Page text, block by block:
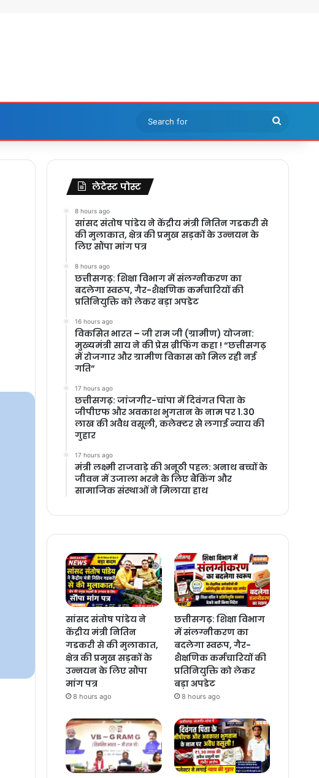
Search
for
लेटेस्ट पोस्ट
8 hours ago
सांसद संतोष पांडेय ने केंद्रीय मंत्री नितिन गडकरी से
की मुलाकात, क्षेत्र की प्रमुख सड़कों के उन्नयन के
लिए सौंपा मांग पत्र
8 hours ago
छत्तीसगढ़: शिक्षा विभाग में संलग्नीकरण का
बदलेगा स्वरूप, गैर-शैक्षणिक कर्मचारियों की
प्रतिनियुक्ति को लेकर बड़ा अपडेट
16 hours ago
विकसित भारत – जी राम जी (ग्रामीण) योजना:
मुख्यमंत्री साय ने की प्रेस ब्रीफिंग कहा ! “छत्तीसगढ़
में रोजगार और ग्रामीण विकास को मिल रही नई
गति”
17 hours ago
छत्तीसगढ़: जांजगीर-चांपा में दिवंगत पिता के
जीपीएफ और अवकाश भुगतान के नाम पर 1.30
लाख की अवैध वसूली, कलेक्टर से लगाई न्याय की
गुहार
17 hours ago
मंत्री लक्ष्मी राजवाड़े की अनूठी पहल: अनाथ बच्चों के
जीवन में उजाला भरने के लिए बैंकिंग और
सामाजिक संस्थाओं ने मिलाया हाथ
सांसद संतोष पांडेय ने
केंद्रीय मंत्री नितिन
गडकरी से की मुलाकात,
क्षेत्र की प्रमुख सड़कों के
उन्नयन के लिए सौंपा
मांग पत्र
8 hours ago
छत्तीसगढ़: शिक्षा विभाग
में संलग्नीकरण का
बदलेगा स्वरूप, गैर-
शैक्षणिक कर्मचारियों की
प्रतिनियुक्ति को लेकर
बड़ा अपडेट
8 hours ago